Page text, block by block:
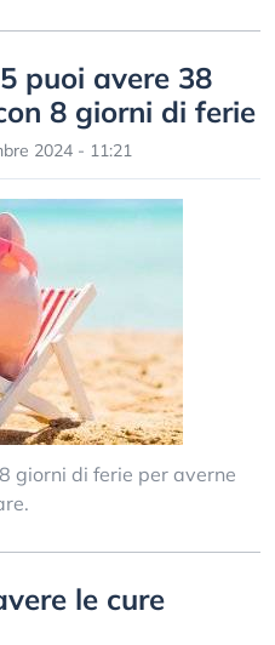
puoi avere 38
8 giorni di ferie
2024 - 11:21
giorni di ferie per averne
le cure